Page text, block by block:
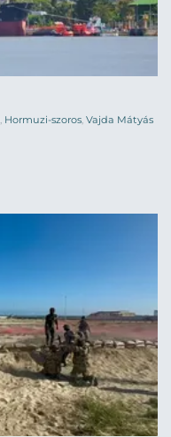
, Hormuzi-szoros, Vajda Mátyás